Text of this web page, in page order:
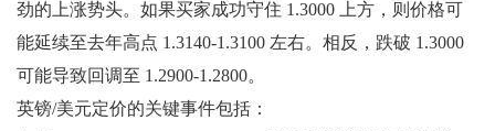
劲的上涨势头。如果买家成功守住 1.3000 上方，则价格可
能延续至去年高点 1.3140-1.3100 左右。相反，跌破 1.3000
可能导致回调至 1.2900-1.2800。
英镑/美元定价的关键事件包括：